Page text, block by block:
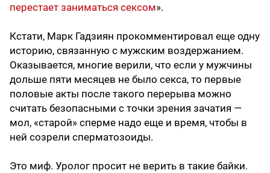
перестает заниматься сексом».
Кстати, Марк Гадзиян прокомментировал еще одну
историю, связанную с мужским воздержанием.
Оказывается, многие верили, что если у мужчины
дольше пяти месяцев не было секса, то первые
половые акты после такого перерыва можно
считать безопасными с точки зрения зачатия —
мол, «старой» сперме надо еще и время, чтобы в
ней созрели сперматозоиды.
Это миф. Уролог просит не верить в такие байки.